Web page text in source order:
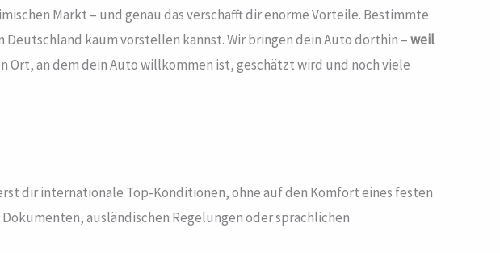
Markt – und genau das verschafft dir enorme Vorteile. Bestimmte
kaum vorstellen kannst. Wir bringen dein Auto dorthin –weil
Ort, an dem dein Auto willkommen ist, geschätzt wird und noch viele
dir internationale Top-Konditionen, ohne auf den Komfort eines festen
ausländischen Regelungen oder sprachlichen